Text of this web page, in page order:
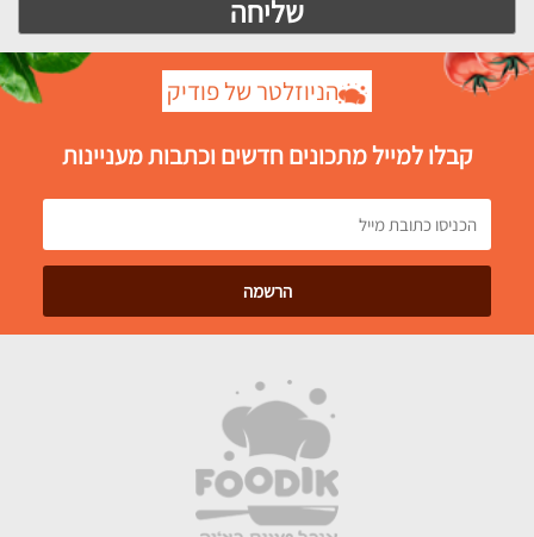
הניוזלטר של פודיק
קבלו למייל מתכונים חדשים וכתבות מעניינות